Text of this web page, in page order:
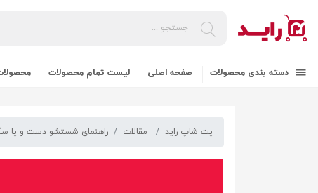
دسته بندی محصولات صفحه اصلی لیست تمام محصولات
پت شاپ راید مقالات راهنمای شستشو دست و پا